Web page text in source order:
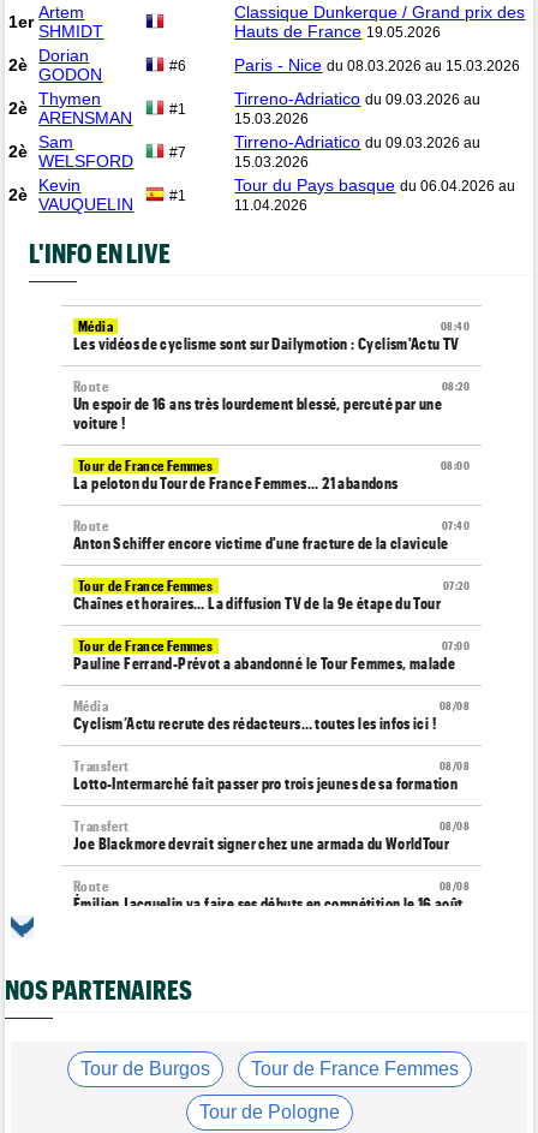
1er Artem
SHMIDT
Classique Dunkerque / Grand prix des
Hauts de France 19.05.2026
2è
Dorian
GODON
#6 Paris - Nice du 08.03.2026 au 15.03.2026
2è Thymen
ARENSMAN
#1
Tirreno-Adriatico du 09.03.2026 au
15.03.2026
2è Sam
WELSFORD
#7
Tirreno-Adriatico du 09.03.2026 au
15.03.2026
2è
Kevin
VAUQUELIN
#1
Tour du Pays basque du 06.04.2026 au
11.04.2026
L'INFO EN LIVE
08:40
Média
Les vidéos de cyclisme sont sur Dailymotion : Cyclism'Actu TV
08:20
Route
Un espoir de 16 ans très lourdement blessé, percuté par une
voiture !
08:00
Tour de France Femmes
La peloton du Tour de France Femmes... 21 abandons
07:40
Route
Anton Schiffer encore victime d'une fracture de la clavicule
07:20
Tour de France Femmes
Chaînes et horaires… La diffusion TV de la 9e étape du Tour
07:00
Tour de France Femmes
Pauline Ferrand-Prévot a abandonné le Tour Femmes, malade
08/08
Média
Cyclism’Actu recrute des rédacteurs… toutes les infos ici !
08/08
Transfert
Lotto-Intermarché fait passer pro trois jeunes de sa formation
08/08
Transfert
Joe Blackmore devrait signer chez une armada du WorldTour
08/08
Route
Émilien Jacquelin va faire ses débuts en compétition le 16 août
La sélection française pour les Championnats du monde
Ventoux
Tour de France Femmes
Kasia Niewiadoma, "furieuse" : "Célia Gery m'a bloquée..."
NOS PARTENAIRES
Tour de Burgos Tour de France Femmes
Tour de Pologne